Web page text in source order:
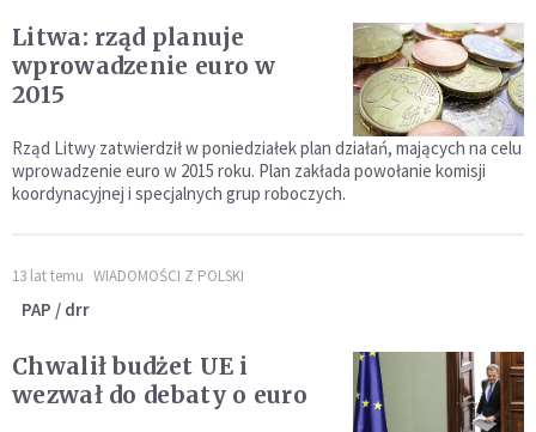
Litwa: rząd planuje
wprowadzenie euro w
2015
Rząd Litwy zatwierdził w poniedziałek plan działań, mających na celu
wprowadzenie euro w 2015 roku. Plan zakłada powołanie komisji
koordynacyjnej i specjalnych grup roboczych.
13 lat temu WIADOMOŚCI Z POLSKI
PAP / drr
Chwalił budżet UE i
wezwał do debaty o euro